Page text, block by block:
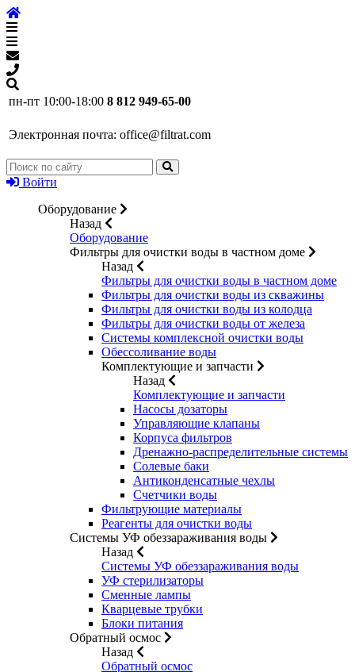
пн-пт 10:00-18:00 8 812 949-65-00
Электронная почта: office@filtrat.com
Войти
Оборудование
Назад
Оборудование
Фильтры для очистки воды в частном доме
Назад
Фильтры для очистки воды в частном доме
Фильтры для очистки воды из скважины
Фильтры для очистки воды из колодца
Фильтры для очистки воды от железа
Системы комплексной очистки воды
Обессоливание воды
Комплектующие и запчасти
Назад
Комплектующие и запчасти
Насосы дозаторы
Управляющие клапаны
Корпуса фильтров
Дренажно-распределительные системы
Солевые баки
Антиконденсатные чехлы
Счетчики воды
Фильтрующие материалы
Реагенты для очистки воды
Системы УФ обеззараживания воды
Назад
Системы УФ обеззараживания воды
УФ стерилизаторы
Сменные лампы
Кварцевые трубки
Блоки питания
Обратный осмос
Назад
Обратный осмос